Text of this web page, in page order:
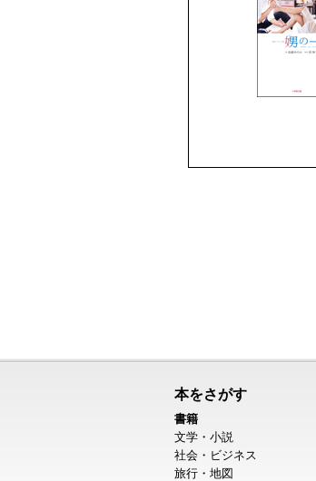
本をさがす
書籍
文学・小説
社会・ビジネス
旅行・地図